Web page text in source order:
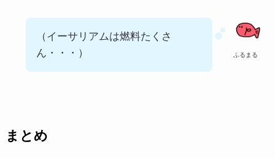
ふるまる
（イーサリアムは燃料たくさ
ん・・・）
まとめ